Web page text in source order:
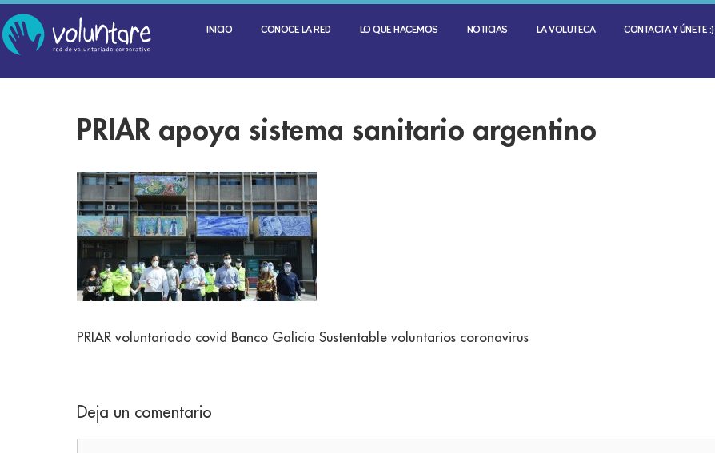
INICIO CONOCE LA RED LO QUE HACEMOS NOTICIAS LA VOLUTECA CONTACTA Y ÚNETE :)
PRIAR apoya sistema sanitario argentino
PRIAR voluntariado covid Banco Galicia Sustentable voluntarios coronavirus
Deja un comentario